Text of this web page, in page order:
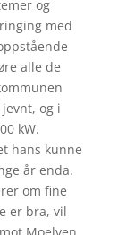
og
med
alle de
og i
kW.
hans kunne
år enda.
om fine
er bra, vil